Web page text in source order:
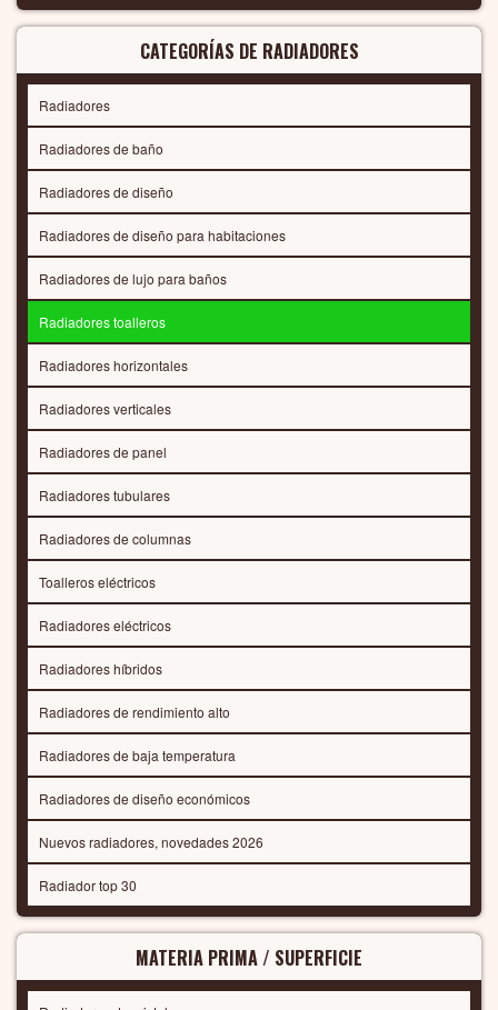
CATEGORÍAS DE RADIADORES
Radiadores
Radiadores de baño
Radiadores de diseño
Radiadores de diseño para habitaciones
Radiadores de lujo para baños
Radiadores toalleros
Radiadores horizontales
Radiadores verticales
Radiadores de panel
Radiadores tubulares
Radiadores de columnas
Toalleros eléctricos
Radiadores eléctricos
Radiadores híbridos
Radiadores de rendimiento alto
Radiadores de baja temperatura
Radiadores de diseño económicos
Nuevos radiadores, novedades 2026
Radiador top 30
MATERIA PRIMA / SUPERFICIE